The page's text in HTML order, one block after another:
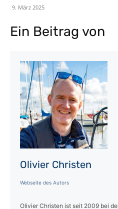
9. März 2025
Ein Beitrag von
Olivier Christen
Webseite des Autors
Olivier Christen ist seit 2009 bei